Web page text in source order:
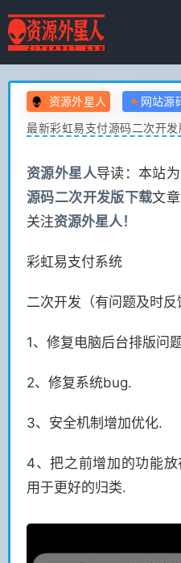
资源外星人
网站源
最新彩虹易支付源码二次开
资源外星人导读：本站
源码二次开发版下载文
关注资源外星人！
彩虹易支付系统
二次开发（有问题及时反
1、修复电脑后台排版问
2、修复系统bug.
3、安全机制增加优化.
4、把之前增加的功能放
用于更好的归类.